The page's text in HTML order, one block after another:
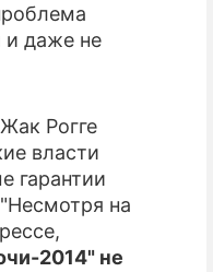
О ПРОЕКТЕ
и даже не
Рогге
власти
гарантии
на
2014" не